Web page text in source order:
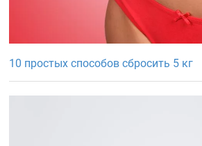
10 простых способов сбросить 5 кг